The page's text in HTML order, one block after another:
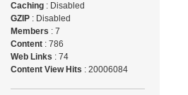
Caching: Disabled
GZIP: Disabled
Members : 7
Content: 786
Web Links : 74
Content View Hits : 20006084